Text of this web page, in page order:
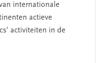
internationale
actieve
activiteiten in de